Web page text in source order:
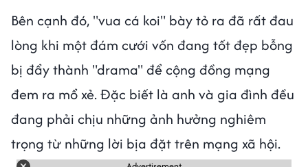
Bên cạnh đó, "vua cá koi" bày tỏ ra đã rất đau
lòng khi một đám cưới vốn đang tốt đẹp bỗng
bị đẩy thành "drama" để cộng đồng mạng
đem ra mổ xẻ. Đặc biết là anh và gia đình đều
đang phải chịu những ảnh hưởng nghiêm
trọng từ những lời bịa đặt trên mạng xã hội.